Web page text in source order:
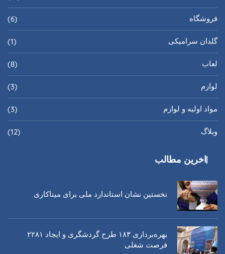
فروشگاه (6)
گلدان سرامیکی (1)
لعاب (8)
لوازم (3)
مواد اولیه و لوازم (3)
وبلاگ (12)
اخرین مطالب
نخستین نشان استاندارد ملی برای میناکاری
بهره‌برداری ١٨٣ طرح گردشگری و ایجاد ٢٢٨١
فرصت شغلی